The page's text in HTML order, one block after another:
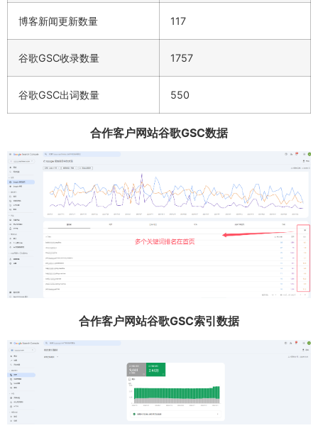
博客新闻更新数量 117
谷歌GSC收录数量 1757
谷歌GSC出词数量 550
合作客户网站谷歌GSC数据
合作客户网站谷歌GSC索引数据